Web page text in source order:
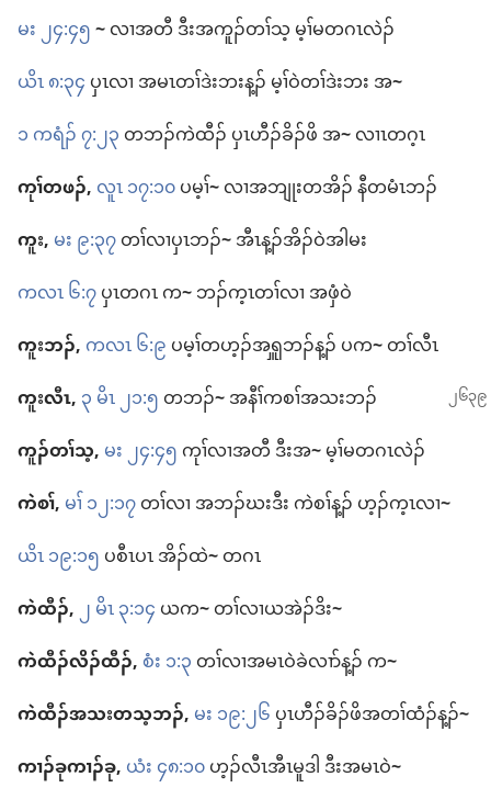
မး ၂၄:၄၅~လၢ​အတီ ဒီး​အ​ကူၣ်တၢ်​သ့ မ့ၢ်​မ​တဂၤ​လဲၣ်
ယိၤ ၈:၃၄ပှၤလၢ အ​မၤတၢ်​ဒဲးဘး​န့ၣ်​ မ့ၢ်​ဝဲ​တၢ်​ဒဲးဘး အ~
၁ ကရံၣ်​ ၇:၂၃တ​ဘၣ်​ကဲထီၣ်​ ပှၤ​ဟီၣ်ခိၣ်​ဖိ အ~လၢၤ​တဂ့ၤ
ကုၢ်​တဖၣ်,လူၤ ၁၇:၁၀ပ​မ့ၢ်~လၢ​အဘျုး​တအိၣ်​ နီတမံၤ​ဘၣ်
ကူး,မး ၉:၃၇တၢ်​လၢ​ပှၤဘၣ်~အီၤ​န့ၣ်​အိၣ်​ဝဲ​အါမး
ကလၤ ၆:၇ပှၤ​တဂၤ က~ဘၣ်က့ၤ​တၢ်​လၢ အ​ဖှံဝဲ
ကူး​ဘၣ်,ကလၤ ၆:၉ပ​မ့ၢ်​တ​ဟ့ၣ်​အၡူ​ဘၣ်​န့ၣ်​ ပ​က~တၢ်​လီၤ
ကူး​လီၤ,၃ မိၤ ၂၁:၅တဘၣ်~အ​နီၢ်ကစၢ်​အသး​ဘၣ်
ကူၣ်တၢ်​သ့,မး ၂၄:၄၅ကုၢ်​လၢ​အတီ ဒီး​အ~မ့ၢ်​မ​တဂၤ​လဲၣ်
ကဲစၢ်,မၢ် ၁၂:၁၇တၢ်​လၢ အ​ဘၣ်ဃး​ဒီး ကဲစၢ်​န့ၣ်​ ဟ့ၣ်က့ၤ​လၢ~
ယိၤ ၁၉:၁၅ပ​စီၤပၤ အိၣ်​ထဲ~တဂၤ
ကဲထီၣ်,၂ မိၤ ၃:၁၄ယ​က~တၢ်​လၢ​ယ​အဲၣ်ဒိး~
ကဲထီၣ်​လိၣ်ထီၣ်,စံး ၁:၃တၢ်​လၢ​အ​မၤ​ဝဲ​ခဲလၢာ်​န့ၣ်​ က~
ကဲထီၣ်​အသး​တ​သ့​ဘၣ်,မး ၁၉:၂၆ပှၤ​ဟီၣ်ခိၣ်​ဖိ​အ​တၢ်​ထံၣ်​န့ၣ်~
ကၢၣ်​ခု​ကၢၣ်​ခု,ယံး ၄၈:၁၀ဟ့ၣ်​လီၤ​အီၤ​မူဒါ ဒီး​အ​မၤဝဲ~